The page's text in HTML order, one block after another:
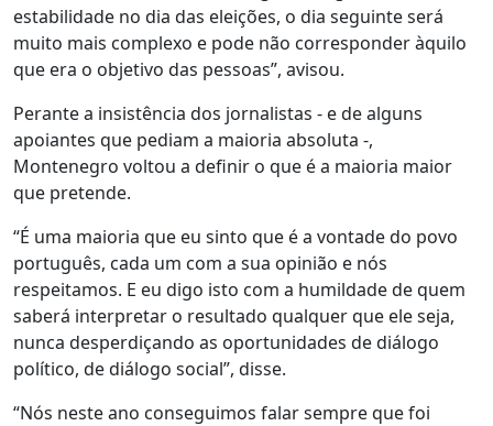
estabilidade no dia das eleições, o dia seguinte será
muito mais complexo e pode não corresponder àquilo
que era o objetivo das pessoas”, avisou.
Perante a insistência dos jornalistas - e de alguns
apoiantes que pediam a maioria absoluta -,
Montenegro voltou a definir o que é a maioria maior
que pretende.
“É uma maioria que eu sinto que é a vontade do povo
português, cada um com a sua opinião e nós
respeitamos. E eu digo isto com a humildade de quem
saberá interpretar o resultado qualquer que ele seja,
nunca desperdiçando as oportunidades de diálogo
político, de diálogo social”, disse.
“Nós neste ano conseguimos falar sempre que foi